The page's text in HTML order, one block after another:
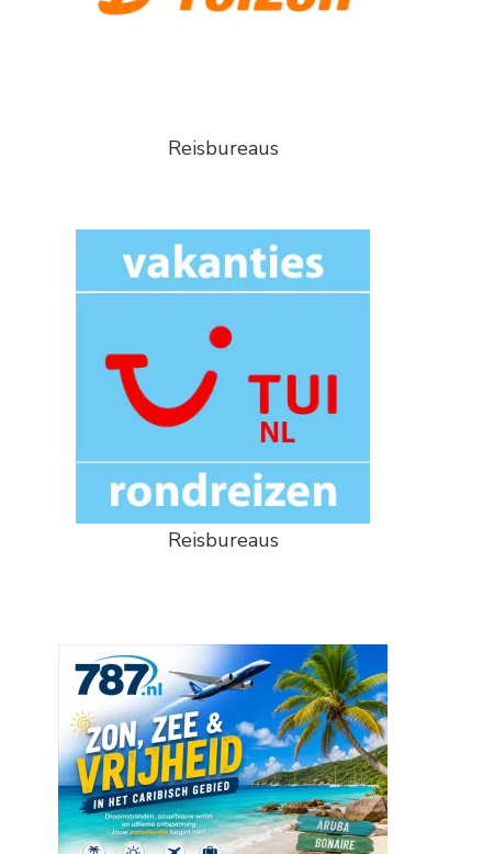
Reisbureaus
Reisbureaus